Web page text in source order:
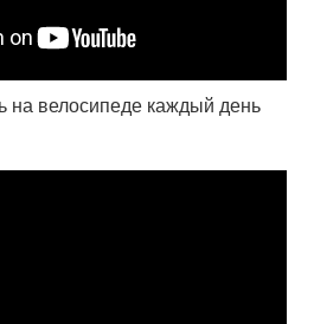
на велосипеде каждый день